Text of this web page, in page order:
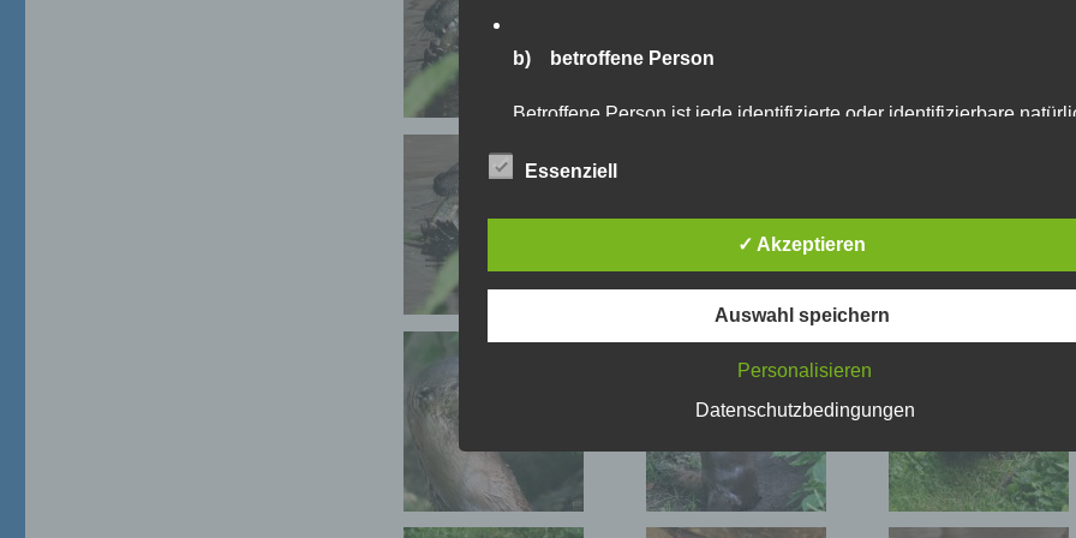
b) betroffene Person
Betroffene Person ist jede identifizierte oder identifizierbare
Verarbeitung ist jeder mit oder ohne Hilfe automatisierter
ausgeführte Vorgang oder jede solche Vorgangsreihe im
Zusammenhang mit personenbezogenen Daten wie das Erheben,
Anpassung oder Veränderung, das Auslesen, das Abfragen, die
eine andere Form der Bereitstellung, den Abgleich oder die
d) Einschränkung der Verarbeitung
Essenziell
✓ Akzeptieren
Auswahl speichern
Personalisieren
Datenschutzbedingungen